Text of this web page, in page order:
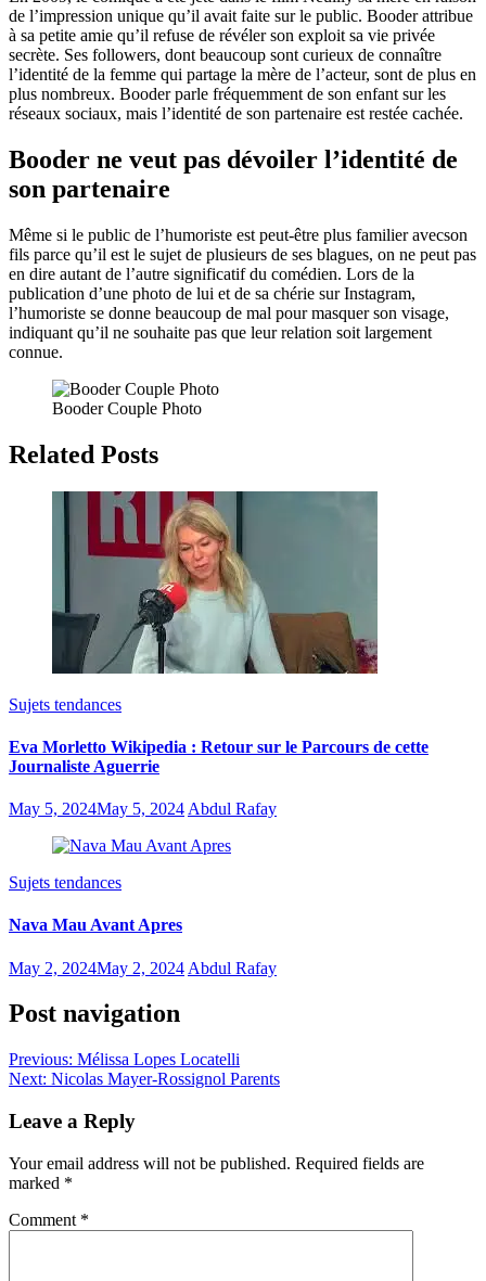
de l’impression unique qu’il avait faite sur le public. Booder attribue
à sa petite amie qu’il refuse de révéler son exploit sa vie privée
secrète. Ses followers, dont beaucoup sont curieux de connaître
l’identité de la femme qui partage la mère de l’acteur, sont de plus en
plus nombreux. Booder parle fréquemment de son enfant sur les
réseaux sociaux, mais l’identité de son partenaire est restée cachée.
Booder ne veut pas dévoiler l’identité de
son partenaire
Même si le public de l’humoriste est peut-être plus familier avecson
fils parce qu’il est le sujet de plusieurs de ses blagues, on ne peut pas
en dire autant de l’autre significatif du comédien. Lors de la
publication d’une photo de lui et de sa chérie sur Instagram,
l’humoriste se donne beaucoup de mal pour masquer son visage,
indiquant qu’il ne souhaite pas que leur relation soit largement
connue.
Booder Couple Photo
Related Posts
Sujets tendances
Eva Morletto Wikipedia : Retour sur le Parcours de cette
Journaliste Aguerrie
May 5, 2024May 5, 2024 Abdul Rafay
Sujets tendances
Nava Mau Avant Apres
May 2, 2024May 2, 2024 Abdul Rafay
Post navigation
Previous: Mélissa Lopes Locatelli
Next: Nicolas Mayer-Rossignol Parents
Leave a Reply
Your email address will not be published. Required fields are
marked *
Comment *